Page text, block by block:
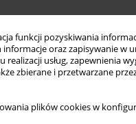
funkcji pozyskiwania
oraz zapisywanie w
usług, zapewnienia
zbierane i przetwarzane
plików cookies w